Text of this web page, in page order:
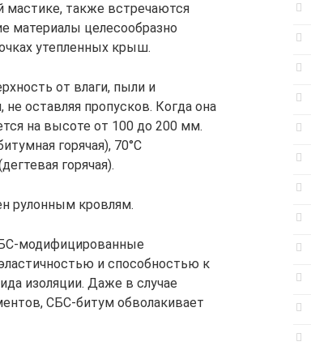
мастике, также встречаются
материалы целесообразно
утепленных крыш.
от влаги, пыли и
оставляя пропусков. Когда она
на высоте от 100 до 200 мм.
горячая), 70°С
горячая).
рулонным кровлям.
модифицированные
и способностью к
изоляции. Даже в случае
СБС-битум обволакивает